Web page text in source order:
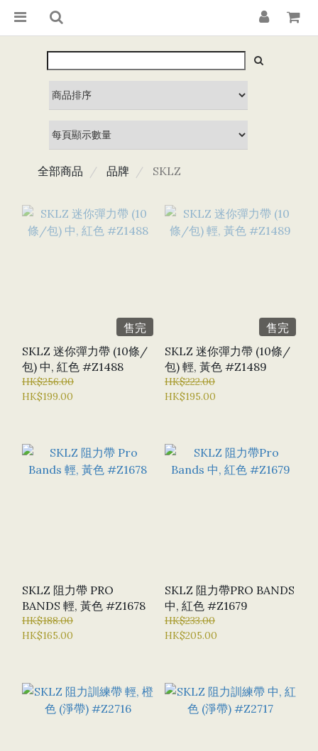
全部商品 品牌 SKLZ
售完
SKLZ 迷你彈力帶 (10條/
包) 中, 紅色 #Z1488
HK$256.00
HK$199.00
售完
SKLZ 迷你彈力帶 (10條/
包) 輕, 黃色 #Z1489
HK$222.00
HK$195.00
SKLZ 阻力帶 PRO
BANDS 輕, 黃色 #Z1678
HK$188.00
HK$165.00
SKLZ 阻力帶PRO BANDS
中, 紅色 #Z1679
HK$233.00
HK$205.00